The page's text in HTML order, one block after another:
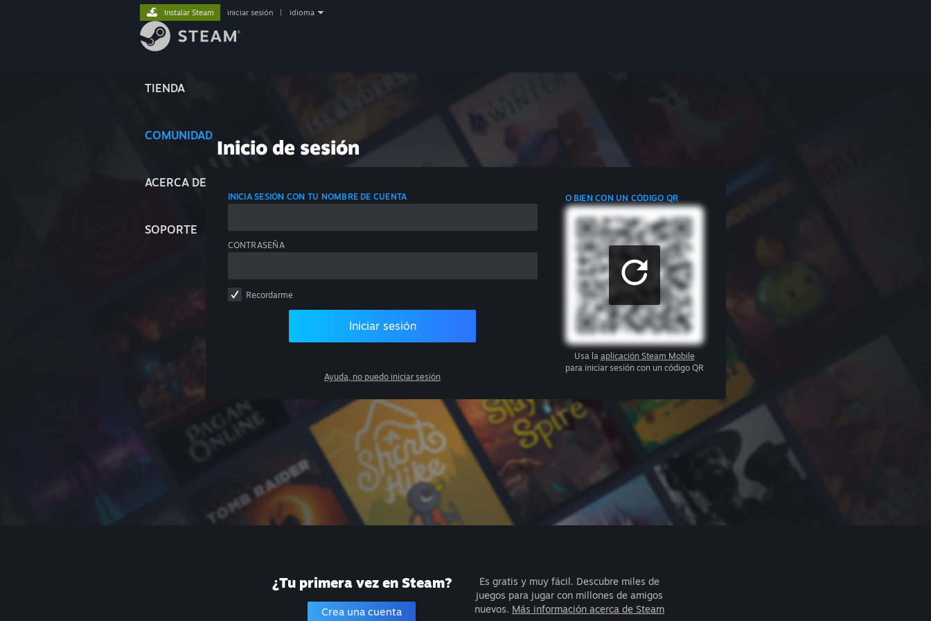
TIENDA
COMUNIDAD
ACERCA DE
SOPORTE
Instalar Steam iniciar sesión idioma
Inicio de sesión
INICIA SESIÓN CON TU NOMBRE DE CUENTA
CONTRASEÑA
Recordarme
Iniciar sesión
Ayuda, no puedo iniciar sesión
O BIEN CON UN CÓDIGO QR
Usa la aplicación Steam Mobile
para iniciar sesión con un código QR
¿Tu primera vez en Steam?
Crea una cuenta
Es gratis y muy fácil. Descubre miles de
juegos para jugar con millones de amigos
nuevos. Más información acerca de Steam